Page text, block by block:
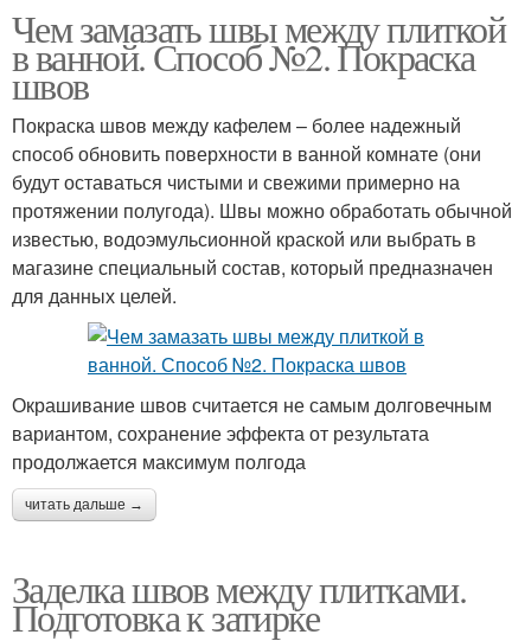
Чем замазать швы между плиткой
в ванной. Способ №2. Покраска
швов
Покраска швов между кафелем – более надежный
способ обновить поверхности в ванной комнате (они
будут оставаться чистыми и свежими примерно на
протяжении полугода). Швы можно обработать обычной
известью, водоэмульсионной краской или выбрать в
магазине специальный состав, который предназначен
для данных целей.
Окрашивание швов считается не самым долговечным
вариантом, сохранение эффекта от результата
продолжается максимум полгода
читать дальше →
Заделка швов между плитками.
Подготовка к затирке